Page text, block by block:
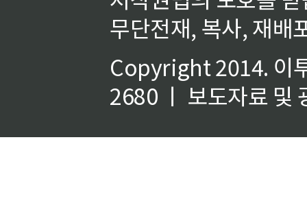
무단전재, 복사, 재배
Copyright 2014. 이
2680 ㅣ 보도자료